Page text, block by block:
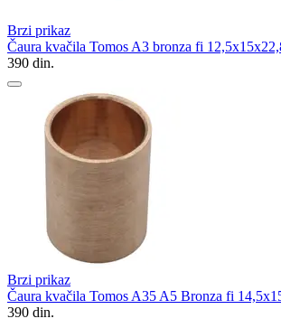
Brzi prikaz
Čaura kvačila Tomos A3 bronza fi
390 din.
Brzi prikaz
Čaura kvačila Tomos A35 A5 Bronza fi
390 din.